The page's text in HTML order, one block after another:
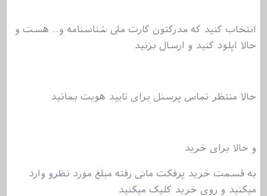
انتخاب کنید که مدرکتون کارت ملی شناسنامه و.. هست و
حالا اپلود کنید و ارسال بزنید
حالا منتظر تماس پرسنل برای تایید هویت بمانید
و حالا برای خرید
به قسمت خرید پرفکت مانی رفته مبلغ مورد نظرو وارد
میکنید و روی خرید کلیک میکنید